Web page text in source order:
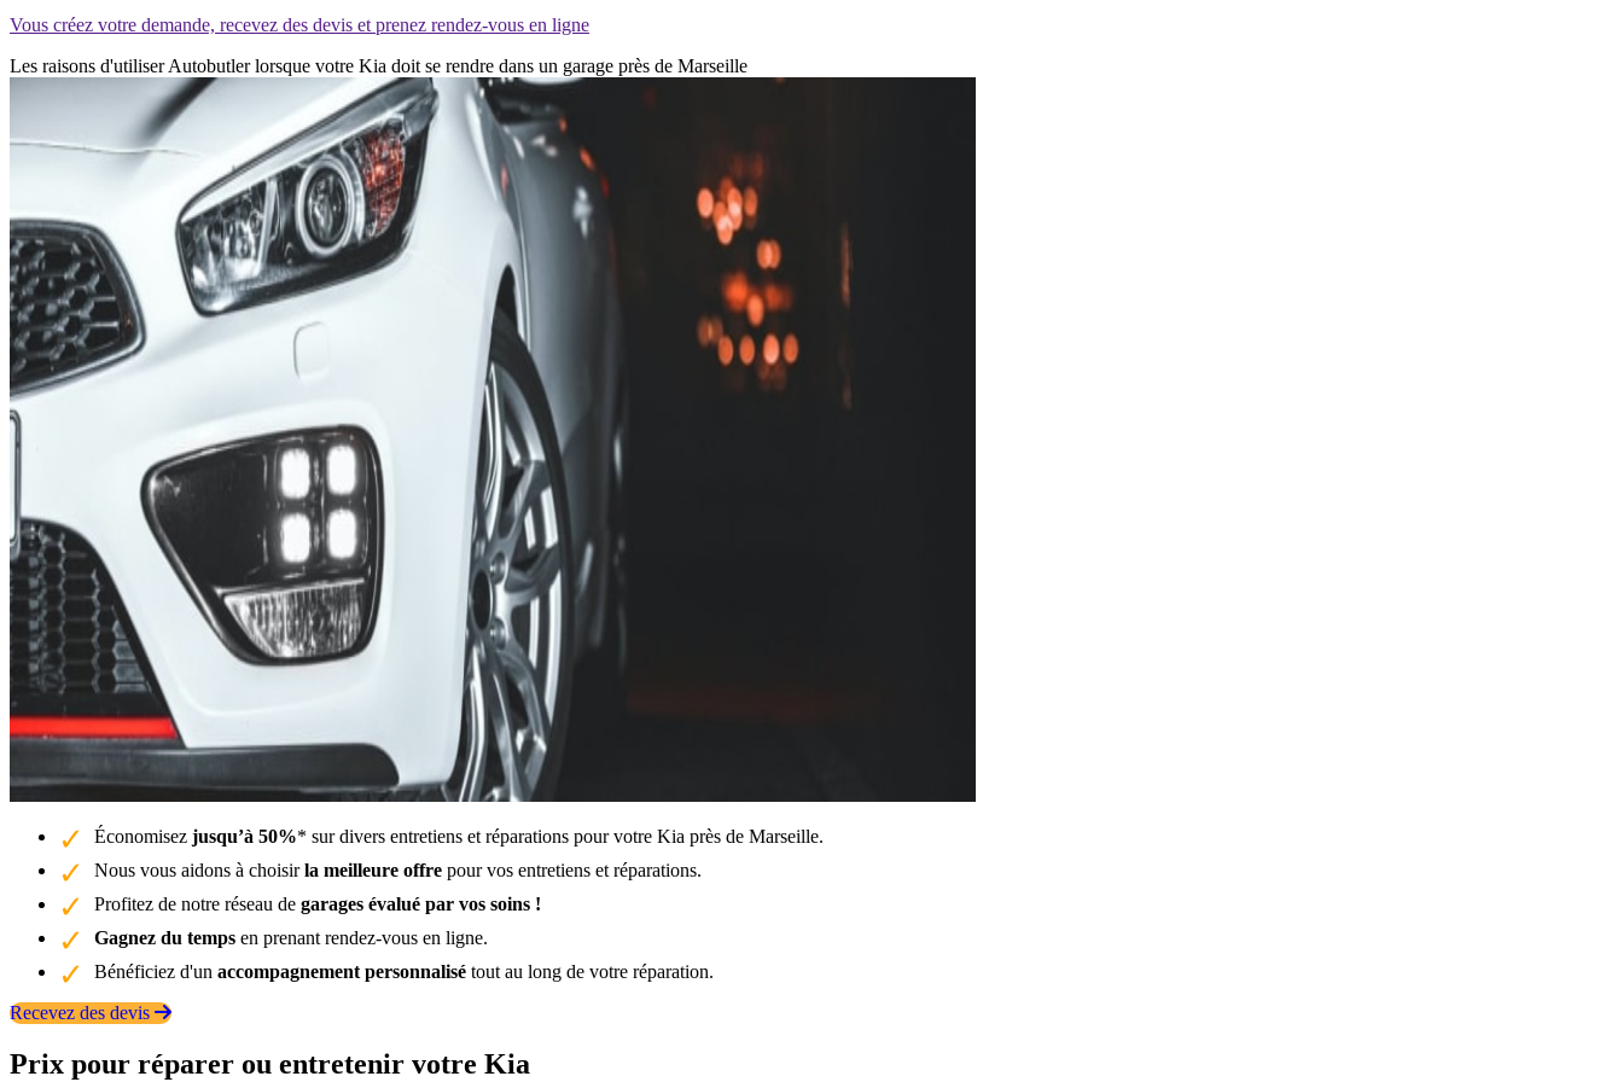
Vous créez votre demande, recevez des devis et prenez rendez-vous en ligne
Les raisons d'utiliser Autobutler lorsque votre Kia doit se rendre dans un garage près de Marseille
Économisez jusqu’à 50%* sur divers entretiens et réparations pour votre Kia près de Marseille.
Nous vous aidons à choisirla meilleure offre pour vos entretiens et réparations.
Profitez de notre réseau de garages évalué par vos soins !
Gagnez du temps en prenant rendez-vous en ligne.
Bénéficiez d'un accompagnement personnalisé tout au long de votre réparation.
Recevez des devis
Prix pour réparer ou entretenir votre Kia